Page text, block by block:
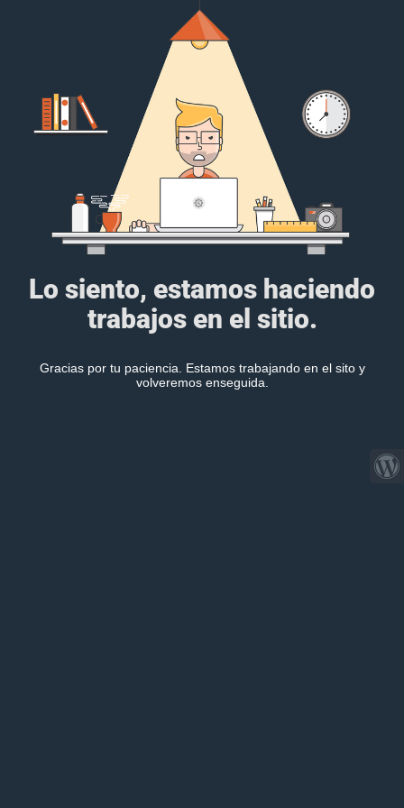
Lo siento, estamos haciendo
trabajos en el sitio.
Gracias por tu paciencia. Estamos trabajando en el sito y
volveremos enseguida.